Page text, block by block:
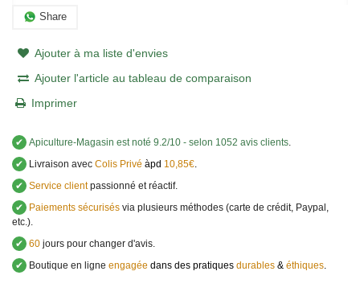
Share
Ajouter à ma liste d'envies
Ajouter l'article au tableau de comparaison
Imprimer
✔ Apiculture-Magasin est noté 9.2/10 - selon 1052 avis clients
✔
Livraison avec Colis Privé àpd 10,85€
✔ Service clientpassionné et réactif.
✔
Paiements sécurisés via plusieurs méthodes (carte de crédit, Paypal,
etc.).
✔ 60 jours pour changer d'avis.
✔
Boutique en ligne engagée dans des pratiques durables & éthiques